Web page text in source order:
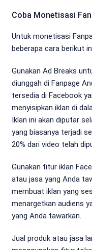
Coba Monetisasi
Untuk monetisasi
beberapa cara berikut
Gunakan Ad Breaks
diunggah di Fanpage
tersedia di Facebook
menyisipkan iklan di
Iklan ini akan diputar
yang biasanya terjadi
20% dari video telah
Gunakan fitur iklan
atau jasa yang Anda
membuat iklan yang
menargetkan audiens
yang Anda tawarkan.
Jual produk atau jasa